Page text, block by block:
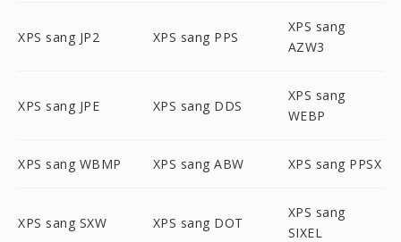
XPS sang JP2 XPS sang PPS
XPS sang
AZW3
XPS sang JPE XPS sang DDS
XPS sang
WEBP
XPS sang WBMP XPS sang ABW XPS sang PPSX
XPS sang SXW XPS sang DOT
XPS sang
SIXEL